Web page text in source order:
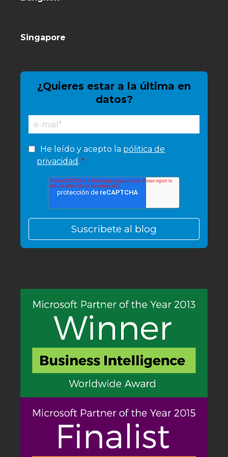
Singapore
¿Quieres estar a la última en
datos?
He leído y acepto la pólitica de
privacidad . *